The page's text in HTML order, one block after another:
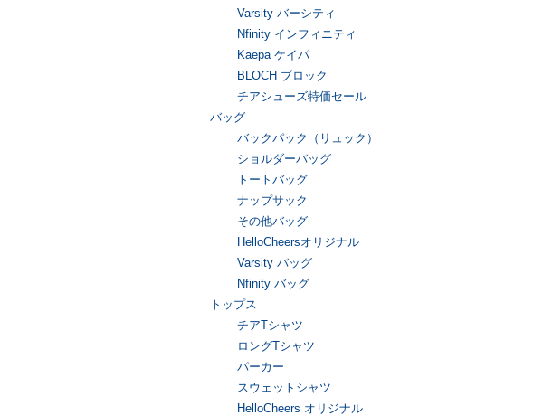
Varsity バーシティ
Nfinity インフィニティ
Kaepa ケイパ
BLOCH ブロック
チアシューズ特価セール
バッグ
バックパック（リュック）
ショルダーバッグ
トートバッグ
ナップサック
その他バッグ
HelloCheersオリジナル
Varsity バッグ
Nfinity バッグ
トップス
チアTシャツ
ロングTシャツ
パーカー
スウェットシャツ
HelloCheers オリジナル